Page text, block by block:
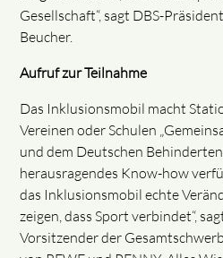
Gesellschaft“, sagt DBS-
Beucher.
Aufruf zur Teilnahme
Das Inklusionsmobil macht
Vereinen oder Schulen
und dem Deutschen
herausragendes Know-how
das Inklusionsmobil echte
zeigen, dass Sport verbindet“,
Vorsitzender der